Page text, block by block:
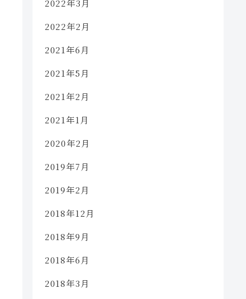
2022年3月
2022年2月
2021年6月
2021年5月
2021年2月
2021年1月
2020年2月
2019年7月
2019年2月
2018年12月
2018年9月
2018年6月
2018年3月